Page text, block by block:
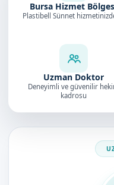
Bursa Hizmet
Plastibell Sünnet
Uzman Doktor
Deneyimli ve güvenilir
kadrosu
Doktorumuz